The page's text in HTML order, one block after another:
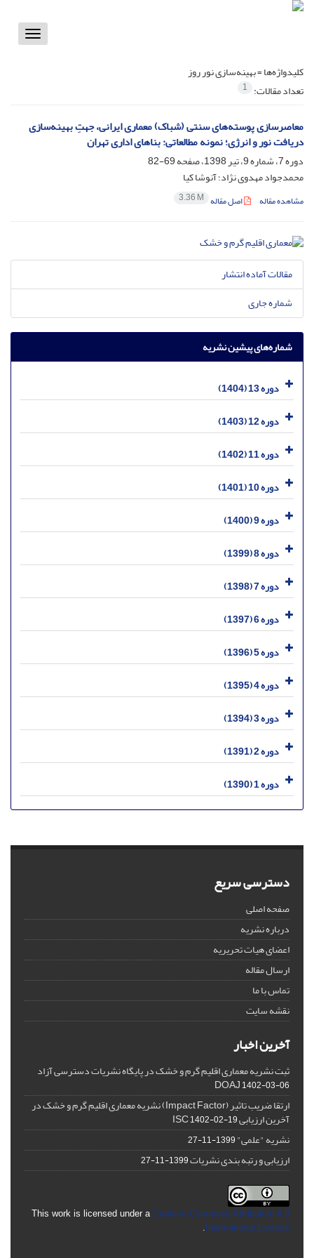
Toggle
کلیدواژه‌ها =بهینه‌سازی نور روز
تعداد مقالات: 1
معاصرسازی پوسته‌های سنتی (شباک) معماری ایرانی، جهتِ بهینه‌سازی
دریافت نور و انرژی؛ نمونه مطالعاتی: بناهای اداری تهران
دوره 7، شماره 9، تیر 1398، صفحه
69-82
محمدجواد مهدوی نژاد؛ آنوشا کیا
مشاهده مقاله اصل مقاله 3.36 M
مقالات آماده انتشار
شماره جاری
شماره‌های پیشین نشریه
دوره 13 (1404)
دوره 12 (1403)
دوره 11 (1402)
دوره 10 (1401)
دوره 9 (1400)
دوره 8 (1399)
دوره 7 (1398)
دوره 6 (1397)
دوره 5 (1396)
دوره 4 (1395)
دوره 3 (1394)
دوره 2 (1391)
دوره 1 (1390)
دسترسی سریع
صفحه اصلی
درباره نشریه
اعضای هیات تحریریه
ارسال مقاله
تماس با ما
نقشه سایت
آخرین اخبار
ثبت نشریه معماری اقلیم گرم و خشک در پایگاه نشریات دسترسی آزاد
DOAJ1402-03-06
ارتقا ضریب تاثیر (Impact Factor) نشریه معماری اقلیم گرم و خشک در
آخرین ارزیابی ISC1402-02-19
نشریه "علمی"1399-11-27
ارزیابی و رتبه بندی نشریات1399-11-27
This work is licensed under a Creative Commons Attribution 4.0
International License
.